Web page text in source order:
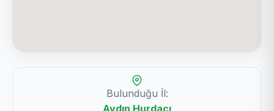
Bulunduğu İl:
Aydın Hurdacı